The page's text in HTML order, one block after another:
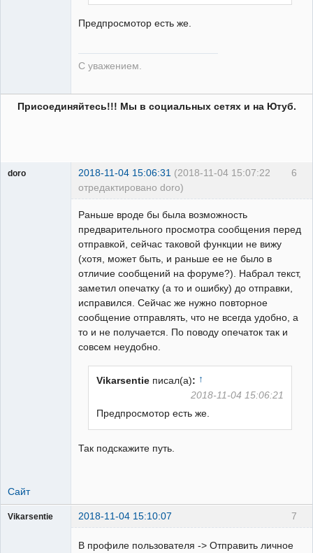
Предпросмотор есть же.
С уважением.
Присоединяйтесь!!! Мы в социальных сетях и на Ютуб.
6
doro 2018-11-04 15:06:31 (2018-11-04 15:07:22
отредактировано doro)
Раньше вроде бы была возможность
предварительного просмотра сообщения перед
отправкой, сейчас таковой функции не вижу
(хотя, может быть, и раньше ее не было в
отличие сообщений на форуме?). Набрал текст,
заметил опечатку (а то и ошибку) до отправки,
исправился. Сейчас же нужно повторное
сообщение отправлять, что не всегда удобно, а
то и не получается. По поводу опечаток так и
совсем неудобно.
Vikarsentie писал(а): ↑
2018-11-04 15:06:21
Предпросмотор есть же.
Так подскажите путь.
Сайт
7
Vikarsentie 2018-11-04 15:10:07
В профиле пользователя -> Отправить личное